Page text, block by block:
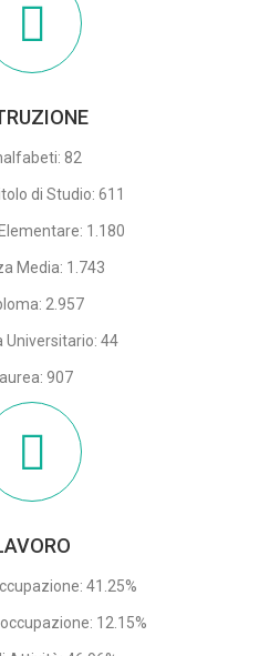
82
di Studio: 611
1.180
Media: 1.743
2.957
Universitario: 44
Laurea: 907
41.25%
12.15%